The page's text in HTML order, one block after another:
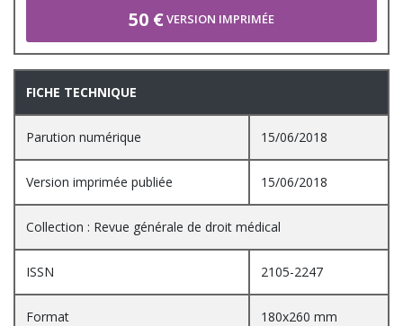
50 €VERSION IMPRIMÉE
FICHE TECHNIQUE
Parution numérique 15/06/2018
Version imprimée publiée 15/06/2018
Collection : Revue générale de droit médical
ISSN 2105-2247
Format 180x260 mm